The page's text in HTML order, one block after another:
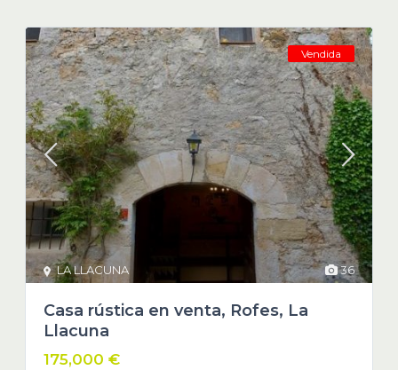
36
LA LLACUNA
Vendida
Casa rústica en venta, Rofes, La
Llacuna
175,000 €